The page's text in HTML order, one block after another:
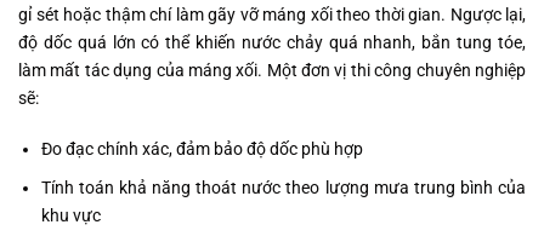
gỉ sét hoặc thậm chí làm gãy vỡ máng xối theo thời gian. Ngược lại,
độ dốc quá lớn có thể khiến nước chảy quá nhanh, bắn tung tóe,
làm mất tác dụng của máng xối. Một đơn vị thi công chuyên nghiệp
sẽ:
Đo đạc chính xác, đảm bảo độ dốc phù hợp
Tính toán khả năng thoát nước theo lượng mưa trung bình của
khu vực